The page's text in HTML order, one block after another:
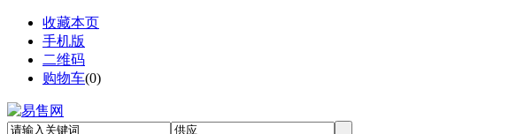
收藏本页
手机版
二维码
购物车(0)